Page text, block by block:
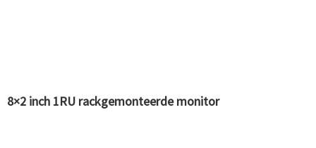
8×2 inch 1RU rackgemonteerde monitor